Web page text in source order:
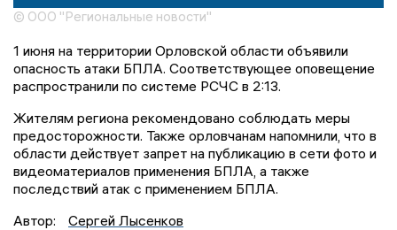
© ООО "Региональные новости"
1 июня на территории Орловской области объявили
опасность атаки БПЛА. Соответствующее оповещение
распространили по системе РСЧС в 2:13.
Жителям региона рекомендовано соблюдать меры
предосторожности. Также орловчанам напомнили, что в
области действует запрет на публикацию в сети фото и
видеоматериалов применения БПЛА, а также
последствий атак с применением БПЛА.
Автор:
Сергей Лысенков